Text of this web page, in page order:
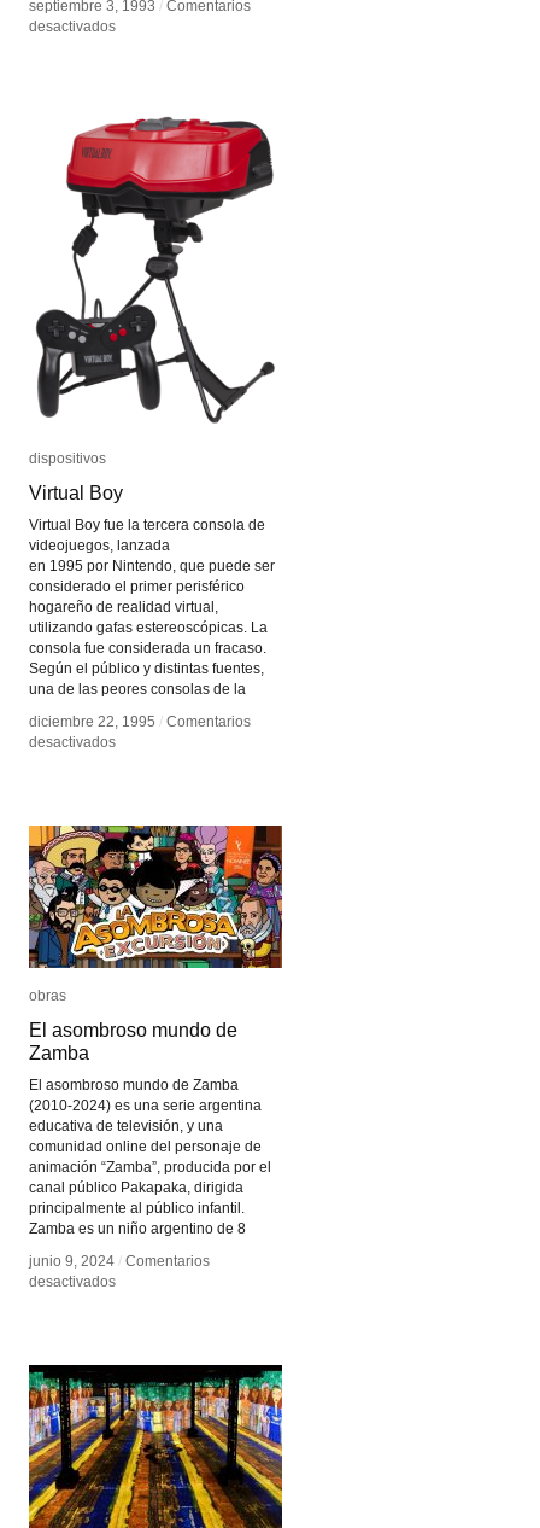
septiembre 3, 1993 / Comentarios
desactivadosen
septiembre 3, 1993 / Comentarios
desactivadosen
dispositivos
Virtual Boy
Virtual Boy fue la tercera consola de
videojuegos, lanzada
en 1995 por Nintendo, que puede ser
considerado el primer perisférico
hogareño de realidad virtual,
utilizando gafas estereoscópicas. La
consola fue considerada un fracaso.
Según el público y distintas fuentes,
una de las peores consolas de la
diciembre 22, 1995 / Comentarios
desactivadosen
dispositivos
Virtual Boy
diciembre 22, 1995 / Comentarios
desactivadosen
obras
El asombroso mundo de
Zamba
El asombroso mundo de Zamba
(2010-2024) es una serie argentina
educativa de televisión, y una
comunidad online del personaje de
animación “Zamba”, producida por el
canal público Pakapaka, dirigida
principalmente al público infantil.
Zamba es un niño argentino de 8
junio 9, 2024 / Comentarios
desactivadosen
de
Zamba
obras
El asombroso mundo de
Zamba
junio 9, 2024 / Comentarios
desactivadosen
de
Zamba